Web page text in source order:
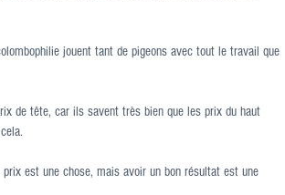
jouent tant de pigeons avec tout le travail que
de tête, car ils savent très bien que les prix du haut
est une chose, mais avoir un bon résultat est une